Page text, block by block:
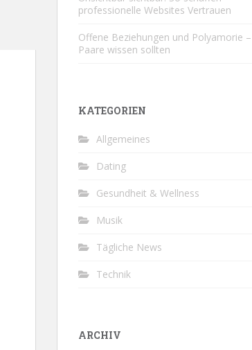
professionelle Websites Vertrauen
Offene Beziehungen und Polyamorie
Paare wissen sollten
KATEGORIEN
Allgemeines
Dating
Gesundheit & Wellness
Musik
Tägliche News
Technik
ARCHIV